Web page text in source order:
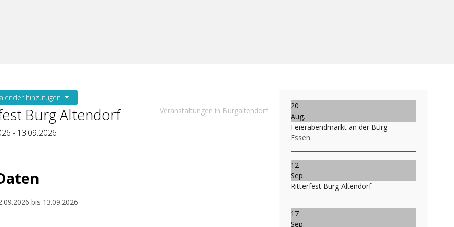
hinzufügen
Burg Altendorf Veranstaltungen in Burgaltendorf
- 13.09.2026
bis 13.09.2026
20
Aug.
Feierabendmarkt an der Burg
Essen
12
Sep.
Ritterfest Burg Altendorf
17
Sep.